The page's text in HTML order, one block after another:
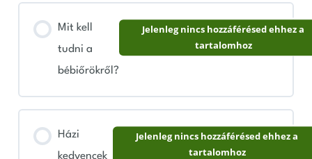
Mit kell
tudni a
bébiőrökről?
Jelenleg nincs hozzáférésed ehhez a
tartalomhoz
Házi
kedvencek
Jelenleg nincs hozzáférésed ehhez a
tartalomhoz